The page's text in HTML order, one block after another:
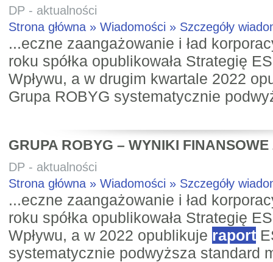
DP - aktualności
Strona główna » Wiadomości » Szczegóły
...eczne zaangażowanie i ład
roku spółka opublikowała Strategię
Wpływu, a w drugim kwartale 2022
Grupa ROBYG systematycznie
GRUPA ROBYG – WYNIKI
DP - aktualności
Strona główna » Wiadomości » Szczegóły
...eczne zaangażowanie i ład
roku spółka opublikowała Strategię
Wpływu, a w 2022 opublikuje raport
systematycznie podwyższa standard